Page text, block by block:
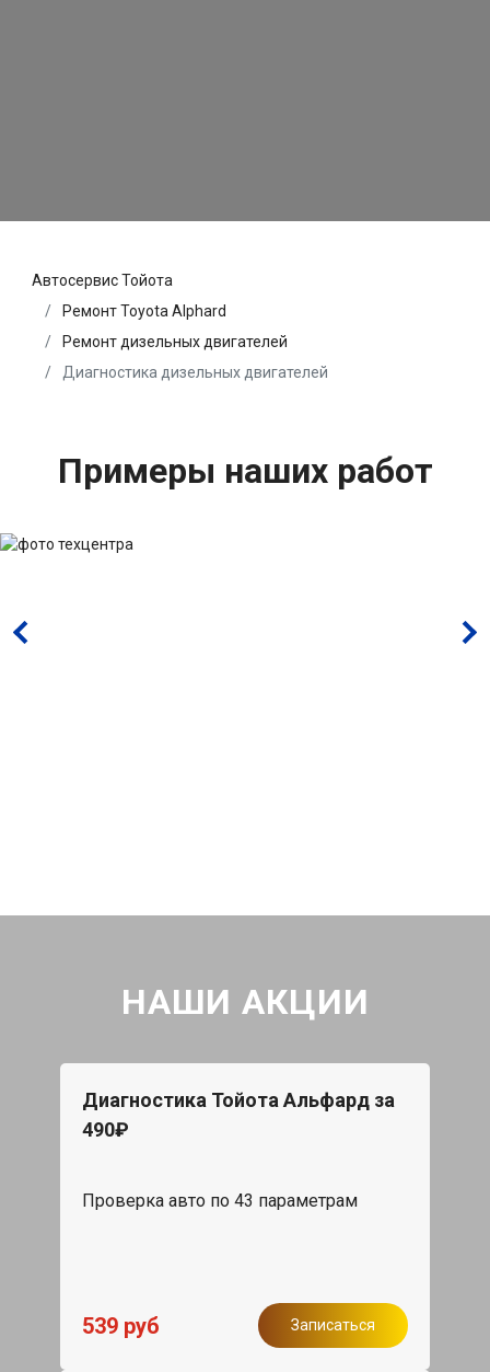
Автосервис Тойота
Ремонт Toyota Alphard
Ремонт дизельных двигателей
Диагностика дизельных двигателей
Примеры наших работ
НАШИ АКЦИИ
Диагностика Тойота Альфард за
490₽
Проверка авто по 43 параметрам
539 руб Записаться